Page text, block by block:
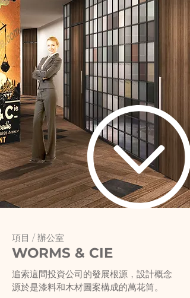
項目 / 辦公室
WORMS & CIE
追索這間投資公司的發展根源，設計概念
源於是漆料和木材圖案構成的萬花筒。